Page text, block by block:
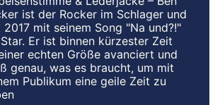
ist der Rocker im Schlager und
2017 mit seinem Song "Na und?!"
Er ist binnen kürzester Zeit
echten Größe avanciert und
genau, was es braucht, um mit
Publikum eine geile Zeit zu